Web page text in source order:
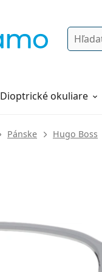
Dioptrické okuliare
Pánske Hugo Boss